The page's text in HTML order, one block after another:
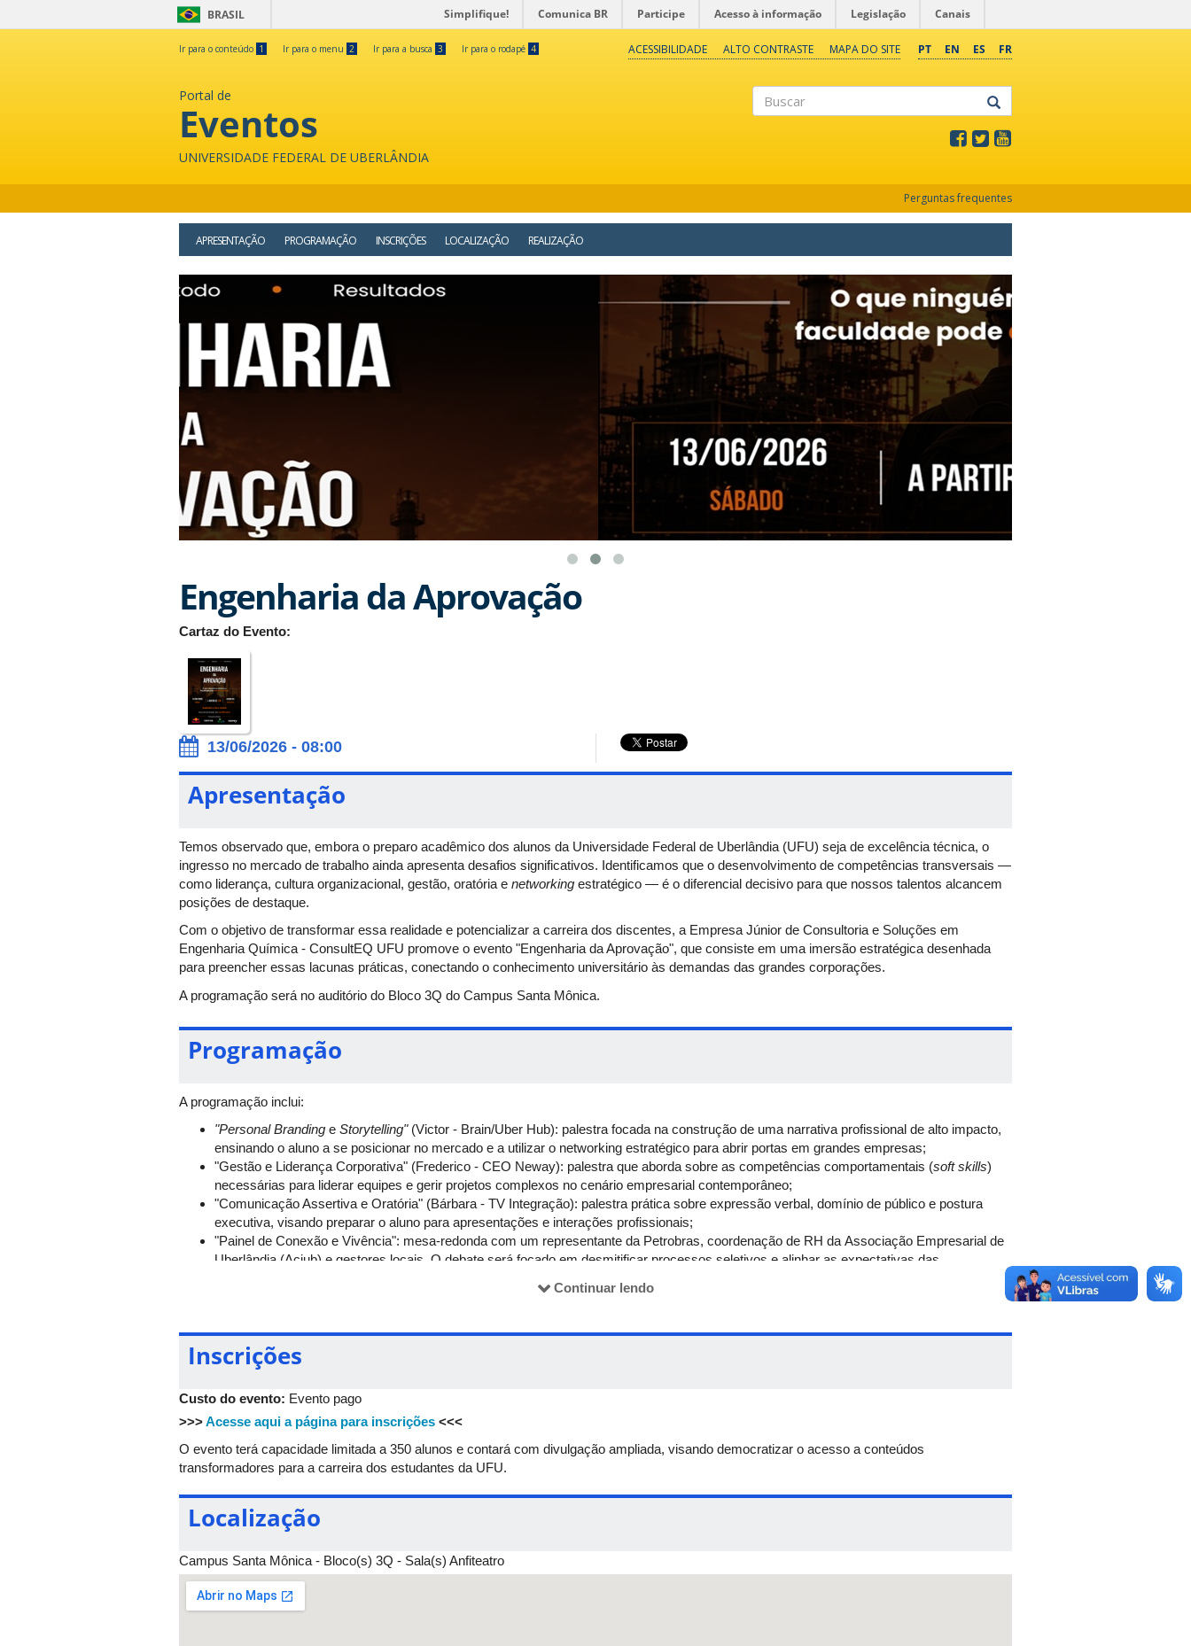
BRASIL Simplifique! Comunica BR Participe Acesso à informação Legislação Canais
Ir para o conteúdo 1 Ir para o menu 2 Ir para a busca 3 Ir para o rodapé 4 PT EN ES FR
ACESSIBILIDADE ALTO CONTRASTE MAPA DO SITE
Portal de
Eventos
UNIVERSIDADE FEDERAL DE UBERLÂNDIA
Perguntas frequentes
APRESENTAÇÃO PROGRAMAÇÃO INSCRIÇÕES LOCALIZAÇÃO REALIZAÇÃO
Engenharia da Aprovação
Cartaz do Evento:
13/06/2026 - 08:00
Apresentação
Temos observado que, embora o preparo acadêmico dos alunos da Universidade Federal de Uberlândia (UFU) seja de excelência técnica, o
ingresso no mercado de trabalho ainda apresenta desafios significativos. Identificamos que o desenvolvimento de competências transversais —
como liderança, cultura organizacional, gestão, oratória e networking estratégico — é o diferencial decisivo para que nossos talentos alcancem
posições de destaque.
Com o objetivo de transformar essa realidade e potencializar a carreira dos discentes, a Empresa Júnior de Consultoria e Soluções em
Engenharia Química - ConsultEQ UFU promove o evento "Engenharia da Aprovação", que consiste em uma imersão estratégica desenhada
para preencher essas lacunas práticas, conectando o conhecimento universitário às demandas das grandes corporações.
A programação será no auditório do Bloco 3Q do Campus Santa Mônica.
Programação
A programação inclui:
"Personal Branding e Storytelling"(Victor - Brain/Uber Hub): palestra focada na construção de uma narrativa profissional de alto impacto,
ensinando o aluno a se posicionar no mercado e a utilizar o networking estratégico para abrir portas em grandes empresas;
"Gestão e Liderança Corporativa" (Frederico - CEO Neway): palestra que aborda sobre as competências comportamentais (soft skills)
necessárias para liderar equipes e gerir projetos complexos no cenário empresarial contemporâneo;
"Comunicação Assertiva e Oratória" (Bárbara - TV Integração): palestra prática sobre expressão verbal, domínio de público e postura
executiva, visando preparar o aluno para apresentações e interações profissionais;
"Painel de Conexão e Vivência": mesa-redonda com um representante da Petrobras, coordenação de RH da Associação Empresarial de
Uberlândia (Aciub) e gestores locais. O debate será focado em desmitificar processos seletivos e alinhar as expectativas das
Continuar lendo
Inscrições
Custo do evento: Evento pago
>>>Acesse aqui a página para inscrições <<<
O evento terá capacidade limitada a 350 alunos e contará com divulgação ampliada, visando democratizar o acesso a conteúdos
transformadores para a carreira dos estudantes da UFU.
Localização
Campus Santa Mônica - Bloco(s) 3Q - Sala(s) Anfiteatro